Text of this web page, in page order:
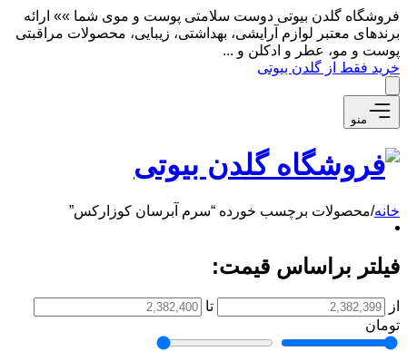
فروشگاه گلدن بیوتی دوست سلامتی پوست و موی شما »» ارائه
برندهای معتبر لوازم آرایشی، بهداشتی، زیبایی، محصولات مراقبتی
پوست و مو، عطر و ادکلن و ...
خرید فقط از گلدن بیوتی
منو
خانه/محصولات برچسب خورده “سرم آبرسان کوزارکس”
فیلتر براساس قیمت:
از
تا
تومان